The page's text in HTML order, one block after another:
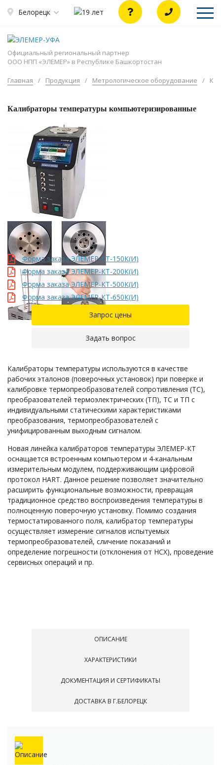
Белорецк
Официальный региональный партнер
ООО НПП «ЭЛЕМЕР» в Республике Башкортостан
Главная / Продукция / Метрологическое оборудование /
Калибраторы температуры компьютеризированные
Форма заказа ЭЛЕМЕР-КТ-150К(И)
Форма заказа ЭЛЕМЕР-КТ-200К(И)
Форма заказа ЭЛЕМЕР-КТ-500К(И)
Форма заказа ЭЛЕМЕР-КТ-650К(И)
Запрос цены
Задать вопрос
Калибраторы температуры используются в качестве
рабочих эталонов (поверочных установок) при поверке и
калибровке термопреобразователей сопротивления (ТС),
преобразователей термоэлектрических (ТП), ТС и ТП с
индивидуальными статическими характеристиками
преобразования, термопреобразователей с
унифицированным выходным сигналом.
Новая линейка калибраторов температуры ЭЛЕМЕР-КТ
оснащается встроенным компьютером и 4-канальным
измерительным модулем, поддерживающим цифровой
протокол HART. Данное решение позволяет значительно
расширить функциональные возможности, превращая
традиционное средство воспроизведения температуры в
полноценную поверочную установку. Помимо создания
термостатированного поля, калибратор температуры
осуществляет измерение сигналов испытуемых
термопреобразователей, сличение показаний и
определение погрешности (отклонения от НСХ), проведение
сервисных операций и пр.
ОПИСАНИЕ
ХАРАКТЕРИСТИКИ
ДОКУМЕНТАЦИЯ И СЕРТИФИКАТЫ
ДОСТАВКА В Г.БЕЛОРЕЦК